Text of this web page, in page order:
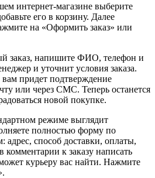
интернет-магазине выберите
его в корзину. Далее
на «Оформить заказ» или
заказ, напишите ФИО, телефон и
и уточнит условия заказа.
вам придет подтверждение
или через СМС. Теперь останется
новой покупке.
режиме выглядит
полностью форму по
адрес, способ доставки, оплаты,
комментарии к заказу написать
курьеру вас найти. Нажмите